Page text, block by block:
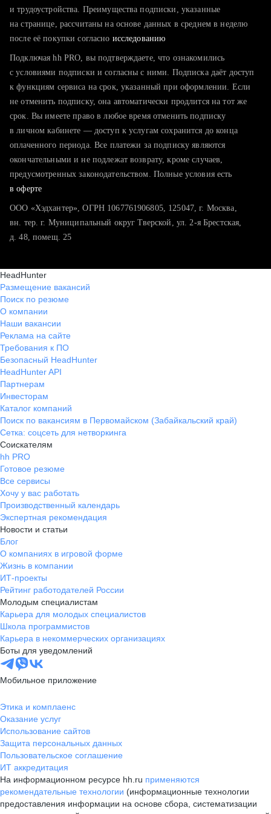
тратите много времени на поиск и вручную поднимаете
хотите сравнить себя с конкурентами и оценить шансы
и трудоустройства. Преимущества подписки, указанные
на странице, рассчитаны на основе данных в среднем в неделю
после её покупки согласно исследованию
Подключая hh PRO, вы подтверждаете, что ознакомились
с условиями подписки и согласны с ними. Подписка даёт доступ
к функциям сервиса на срок, указанный при оформлении. Если
не отменить подписку, она автоматически продлится на тот же
срок. Вы имеете право в любое время отменить подписку
в личном кабинете — доступ к услугам сохранится до конца
оплаченного периода. Все платежи за подписку являются
окончательными и не подлежат возврату, кроме случаев,
предусмотренных законодательством. Полные условия есть
в оферте
ООО «Хэдхантер», ОГРН 1067761906805, 125047, г. Москва,
вн. тер. г. Муниципальный округ Тверской, ул. 2-я Брестская,
д. 48, помещ. 25
HeadHunter
Размещение вакансий
Поиск по резюме
О компании
Наши вакансии
Реклама на сайте
Требования к ПО
Безопасный HeadHunter
HeadHunter API
Партнерам
Инвесторам
Каталог компаний
Поиск по вакансиям в Первомайском (Забайкальский край)
Сетка: соцсеть для нетворкинга
Соискателям
hh PRO
Готовое резюме
Все сервисы
Хочу у вас работать
Производственный календарь
Экспертная рекомендация
Новости и статьи
Блог
О компаниях в игровой форме
Жизнь в компании
ИТ-проекты
Рейтинг работодателей России
Молодым специалистам
Карьера для молодых специалистов
Школа программистов
Карьера в некоммерческих организациях
Боты для уведомлений
Мобильное приложение
Этика и комплаенс
Оказание услуг
Использование сайтов
Защита персональных данных
Пользовательское соглашение
ИТ аккредитация
На информационном ресурсе hh.ru применяются
рекомендательные технологии (информационные технологии
предоставления информации на основе сбора, систематизации